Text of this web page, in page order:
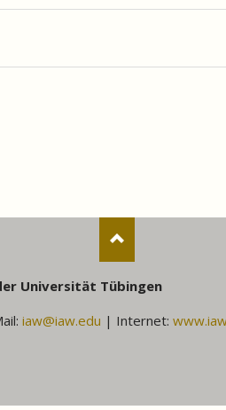
Universität Tübingen
iaw@iaw.edu | Internet: